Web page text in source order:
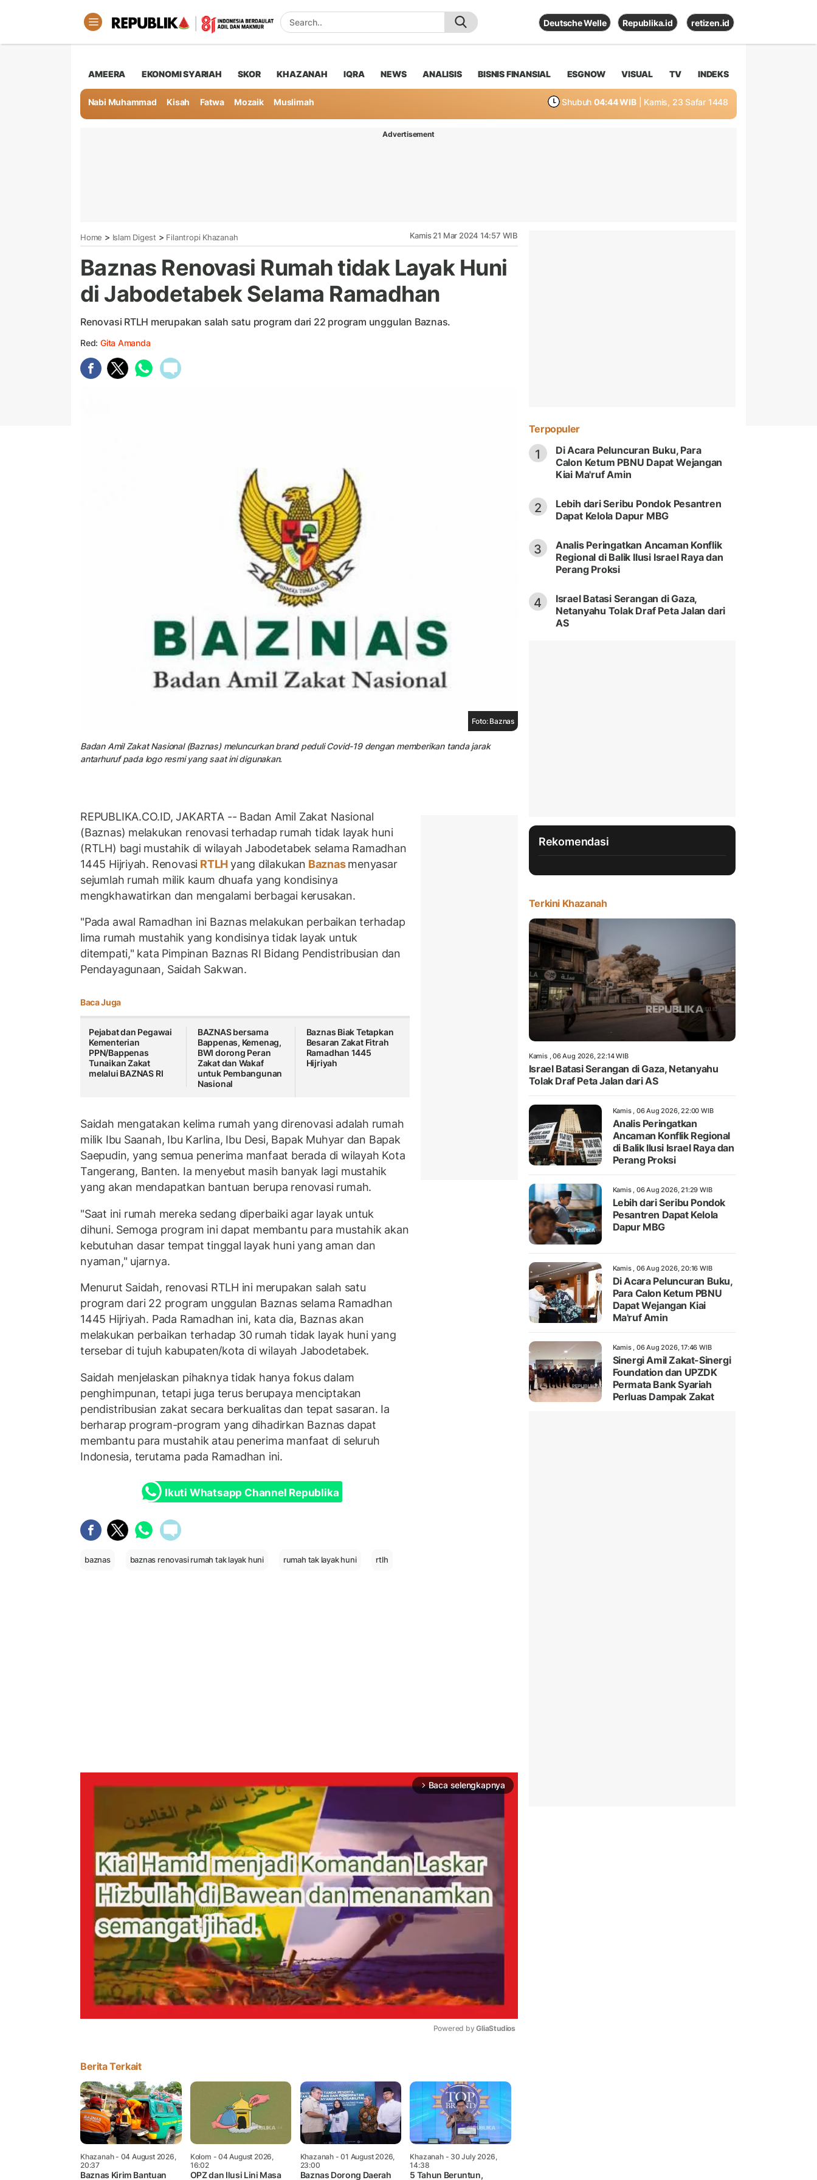
Deutsche Welle Republika.id retizen.id
AMEERA EKONOMI SYARIAH SKOR KHAZANAH IQRA NEWS ANALISIS BISNIS FINANSIAL ESGNOW VISUAL TV INDEKS
Nabi Muhammad Kisah Fatwa Mozaik Muslimah Shubuh 04:44 WIB | Kamis, 23 Safar 1448
Advertisement
Home > Islam Digest > Filantropi Khazanah Kamis 21 Mar 2024 14:57 WIB
Baznas Renovasi Rumah tidak Layak Huni
di Jabodetabek Selama Ramadhan
Renovasi RTLH merupakan salah satu program dari 22 program unggulan Baznas.
Red: Gita Amanda
Foto: Baznas
Badan Amil Zakat Nasional (Baznas) meluncurkan brand peduli Covid-19 dengan memberikan tanda jarak
antarhuruf pada logo resmi yang saat ini digunakan.
REPUBLIKA.CO.ID, JAKARTA -- Badan Amil Zakat Nasional
(Baznas) melakukan renovasi terhadap rumah tidak layak huni
(RTLH) bagi mustahik di wilayah Jabodetabek selama Ramadhan
1445 Hijriyah. Renovasi RTLHyang dilakukan Baznasmenyasar
sejumlah rumah milik kaum dhuafa yang kondisinya
mengkhawatirkan dan mengalami berbagai kerusakan.
"Pada awal Ramadhan ini Baznas melakukan perbaikan terhadap
lima rumah mustahik yang kondisinya tidak layak untuk
ditempati," kata Pimpinan Baznas RI Bidang Pendistribusian dan
Pendayagunaan, Saidah Sakwan.
Baca Juga
Pejabat dan Pegawai
Kementerian
PPN/Bappenas
Tunaikan Zakat
melalui BAZNAS RI
BAZNAS bersama
Bappenas, Kemenag,
BWI dorong Peran
Zakat dan Wakaf
untuk Pembangunan
Nasional
Baznas Biak Tetapkan
Besaran Zakat Fitrah
Ramadhan 1445
Hijriyah
Saidah mengatakan kelima rumah yang direnovasi adalah rumah
milik Ibu Saanah, Ibu Karlina, Ibu Desi, Bapak Muhyar dan Bapak
Saepudin, yang semua penerima manfaat berada di wilayah Kota
Tangerang, Banten. Ia menyebut masih banyak lagi mustahik
yang akan mendapatkan bantuan berupa renovasi rumah.
"Saat ini rumah mereka sedang diperbaiki agar layak untuk
dihuni. Semoga program ini dapat membantu para mustahik akan
kebutuhan dasar tempat tinggal layak huni yang aman dan
nyaman," ujarnya.
Menurut Saidah, renovasi RTLH ini merupakan salah satu
program dari 22 program unggulan Baznas selama Ramadhan
1445 Hijriyah. Pada Ramadhan ini, kata dia, Baznas akan
melakukan perbaikan terhadap 30 rumah tidak layak huni yang
tersebar di tujuh kabupaten/kota di wilayah Jabodetabek.
Saidah menjelaskan pihaknya tidak hanya fokus dalam
penghimpunan, tetapi juga terus berupaya menciptakan
pendistribusian zakat secara berkualitas dan tepat sasaran. Ia
berharap program-program yang dihadirkan Baznas dapat
membantu para mustahik atau penerima manfaat di seluruh
Indonesia, terutama pada Ramadhan ini.
Ikuti Whatsapp Channel Republika
baznas baznas renovasi rumah tak layak huni rumah tak layak huni rtlh
arrow_forward_ios Baca selengkapnya
Powered by GliaStudios
Berita Terkait
Khazanah- 04 August 2026,
20:37
Baznas Kirim Bantuan
Kolom - 04 August 2026,
16:02
OPZ dan Ilusi Lini Masa
Khazanah- 01 August 2026,
23:00
Baznas Dorong Daerah
Khazanah- 30 July 2026,
14:38
5 Tahun Beruntun,
Terpopuler
1
Di Acara Peluncuran Buku, Para
Calon Ketum PBNU Dapat Wejangan
Kiai Ma'ruf Amin
2
Lebih dari Seribu Pondok Pesantren
Dapat Kelola Dapur MBG
3
Analis Peringatkan Ancaman Konflik
Regional di Balik Ilusi Israel Raya dan
Perang Proksi
4
Israel Batasi Serangan di Gaza,
Netanyahu Tolak Draf Peta Jalan dari
AS
Rekomendasi
Terkini Khazanah
Kamis , 06 Aug 2026, 22:14 WIB
Israel Batasi Serangan di Gaza, Netanyahu
Tolak Draf Peta Jalan dari AS
Kamis , 06 Aug 2026, 22:00 WIB
Analis Peringatkan
Ancaman Konflik Regional
di Balik Ilusi Israel Raya dan
Perang Proksi
Kamis , 06 Aug 2026, 21:29 WIB
Lebih dari Seribu Pondok
Pesantren Dapat Kelola
Dapur MBG
Kamis , 06 Aug 2026, 20:16 WIB
Di Acara Peluncuran Buku,
Para Calon Ketum PBNU
Dapat Wejangan Kiai
Ma'ruf Amin
Kamis , 06 Aug 2026, 17:46 WIB
Sinergi Amil Zakat-Sinergi
Foundation dan UPZDK
Permata Bank Syariah
Perluas Dampak Zakat